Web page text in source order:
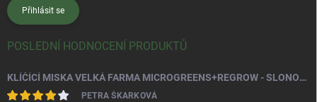
Přihlásit se
POSLEDNÍ HODNOCENÍ PRODUKTŮ
KLÍČÍCÍ MISKA VELKÁ FARMA MICROGREENS+REGROW - SLONOVÁ KOST
PETRA ŠKARKOVÁ